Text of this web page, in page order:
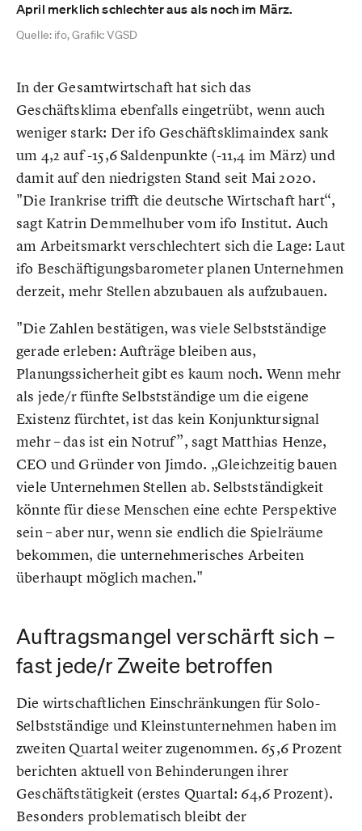
April merklich schlechter aus als noch im März.
Quelle: ifo, Grafik: VGSD
In der Gesamtwirtschaft hat sich das
Geschäftsklima ebenfalls eingetrübt, wenn auch
weniger stark: Der ifo Geschäftsklimaindex sank
um 4,2 auf -15,6 Saldenpunkte (-11,4 im März) und
damit auf den niedrigsten Stand seit Mai 2020.
"Die Irankrise trifft die deutsche Wirtschaft hart“,
sagt Katrin Demmelhuber vom ifo Institut. Auch
am Arbeitsmarkt verschlechtert sich die Lage: Laut
ifo Beschäftigungsbarometer planen Unternehmen
derzeit, mehr Stellen abzubauen als aufzubauen.
"Die Zahlen bestätigen, was viele Selbstständige
gerade erleben: Aufträge bleiben aus,
Planungssicherheit gibt es kaum noch. Wenn mehr
als jede/r fünfte Selbstständige um die eigene
Existenz fürchtet, ist das kein Konjunktursignal
mehr – das ist ein Notruf”, sagt Matthias Henze,
CEO und Gründer von Jimdo. „Gleichzeitig bauen
viele Unternehmen Stellen ab. Selbstständigkeit
könnte für diese Menschen eine echte Perspektive
sein – aber nur, wenn sie endlich die Spielräume
bekommen, die unternehmerisches Arbeiten
überhaupt möglich machen."
Auftragsmangel verschärft sich –
fast jede/r Zweite betroffen
Die wirtschaftlichen Einschränkungen für Solo-
Selbstständige und Kleinstunternehmen haben im
zweiten Quartal weiter zugenommen. 65,6 Prozent
berichten aktuell von Behinderungen ihrer
Geschäftstätigkeit (erstes Quartal: 64,6 Prozent).
Besonders problematisch bleibt der